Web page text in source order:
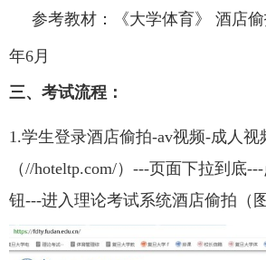
参考教材：《大学体育》 酒店
年6 月
三、考试流程：
1.学生登录酒店偷拍-av视频-成人视
（//hoteltp.com/）---页面下拉到底
钮---进入理论考试系统酒店偷拍（图